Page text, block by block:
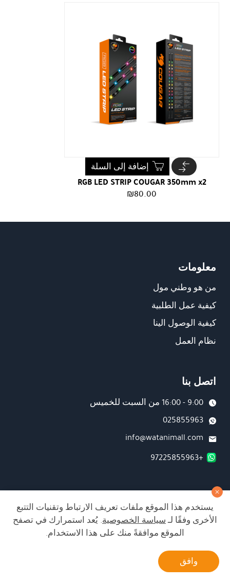
RGB LED STRIP COUGAR 350mm x2
₪80.00
إضافة إلى السلة
معلومات
من هو وطني مول
كيفية عمل الطلبية
كيفية الوصول الينا
نظام العمل
اتصل بنا
9:00 - 16:00 من السبت للخميس
025855963
info@watanimall.com
+97225855963
فروع
تابعونا على صفحة الفيسبوك
تابعونا على انستغرام
يستخدم هذا الموقع ملفات تعريف الارتباط وتقنيات التتبع
الأخرى وفقًا لـسياسة الخصوصية. يُعد استمرارك في تصفح
الموقع موافقةً منك على هذا الاستخدام.
وافق